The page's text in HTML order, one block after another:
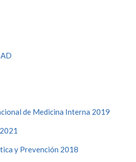
de Medicina Interna 2019
y Prevención 2018